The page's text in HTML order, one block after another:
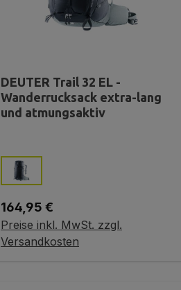
DEUTER Trail 32 EL -
Wanderrucksack extra-lang
und atmungsaktiv
Farbe
Regulärer Preis:
164,95 €
Preise inkl. MwSt. zzgl.
Versandkosten
In den Warenkorb